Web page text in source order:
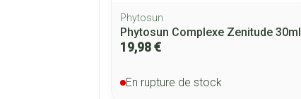
Phytosun
Phytosun Complexe Zenitude 30ml
19,98 €
En rupture de stock